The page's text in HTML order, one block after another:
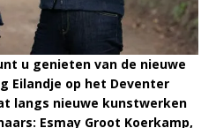
u genieten van de nieuwe
Eilandje op het Deventer
langs nieuwe kunstwerken
Esmay Groot Koerkamp,